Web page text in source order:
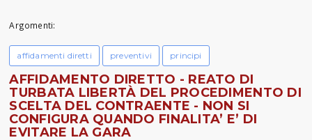
Argomenti:
affidamenti diretti preventivi principi
AFFIDAMENTO DIRETTO - REATO DI
TURBATA LIBERTÀ DEL PROCEDIMENTO DI
SCELTA DEL CONTRAENTE - NON SI
CONFIGURA QUANDO FINALITA’ E’ DI
EVITARE LA GARA